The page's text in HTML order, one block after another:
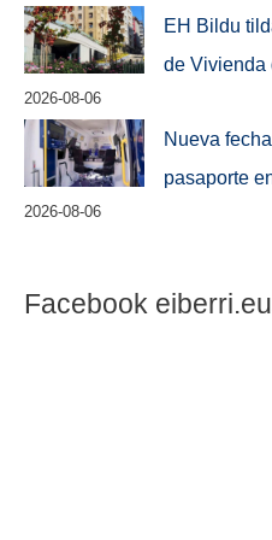
EH Bildu
de Vivienda
2026-08-06
Nueva
pasaporte
2026-08-06
Facebook